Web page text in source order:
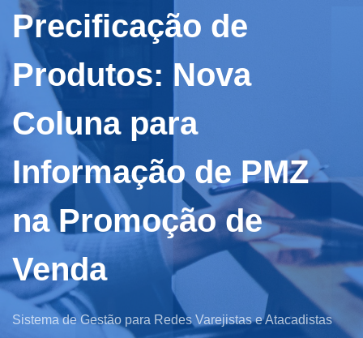
Precificação de
Produtos: Nova
Coluna para
Informação de PMZ
na Promoção de
Venda
Sistema de Gestão para Redes Varejistas e Atacadistas